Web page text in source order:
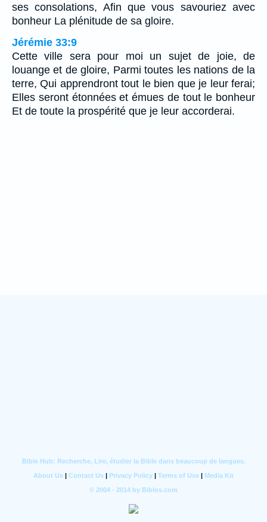
ses consolations, Afin que vous savouriez avec
bonheur La plénitude de sa gloire.
Jérémie 33:9
Cette ville sera pour moi un sujet de joie, de
louange et de gloire, Parmi toutes les nations de la
terre, Qui apprendront tout le bien que je leur ferai;
Elles seront étonnées et émues de tout le bonheur
Et de toute la prospérité que je leur accorderai.